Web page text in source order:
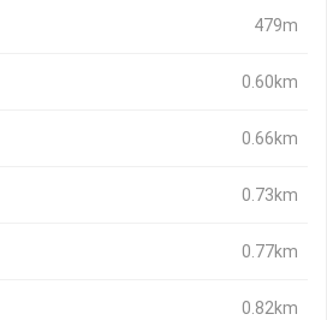
479m
0.60km
0.66km
0.73km
0.77km
0.82km